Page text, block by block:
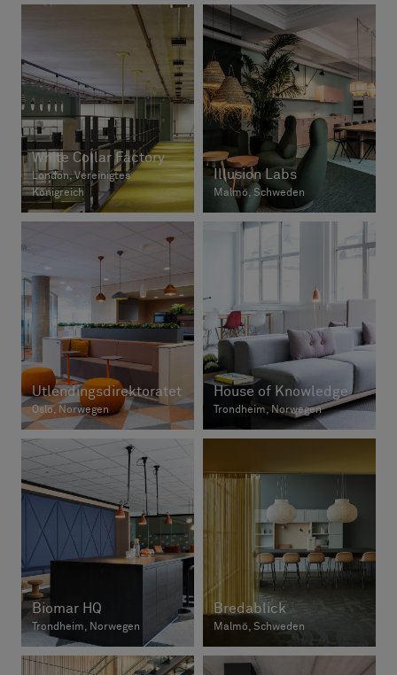
White Collar Factory
London, Vereinigtes
Königreich
Illusion Labs
Malmö, Schweden
Utlendingsdirektoratet
Oslo, Norwegen
House of Knowledge
Trondheim, Norwegen
Biomar HQ
Trondheim, Norwegen
Bredablick
Malmö, Schweden